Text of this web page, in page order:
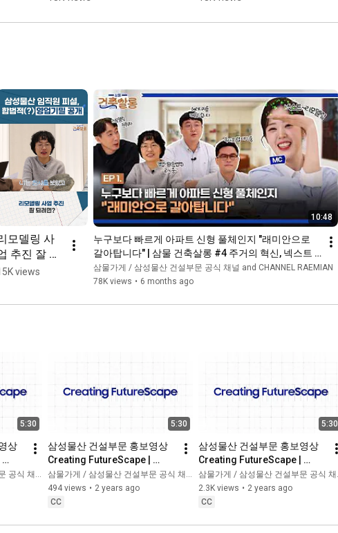
모델링 사
추진 잘 되
면?views
10:48
누구보다 빠르게 아파트 신형 풀체인지 "래미안으로
갈아탑니다" | 삼물 건축살롱 #4 주거의 혁신, 넥스트
리모델링 ①
삼물가게 / 삼성물산 건설부문 공식 채널 and CHANNEL RAEMIAN
78K views • 6 months ago
5:30
상
식 채널
5:30
삼성물산 건설부문 홍보영상
Creating FutureScape |
Brand film_Arabic
삼물가게 / 삼성물산 건설부문 공식 채널
494 views • 2 years ago
CC
5:30
삼성물산 건설부문 홍보영상
Creating FutureScape |
Brand film_English
삼물가게 / 삼성물산 건설부문 공식 채널
2.3K views • 2 years ago
CC